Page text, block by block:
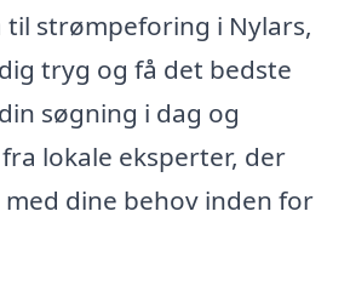
strømpeforing i Nylars,
tryg og få det bedste
søgning i dag og
lokale eksperter, der
dine behov inden for